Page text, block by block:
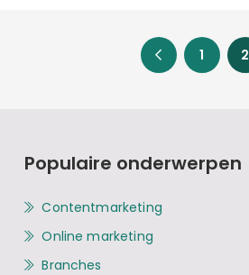
1 2
Populaire onderwerpen
Contentmarketing
Online marketing
Branches